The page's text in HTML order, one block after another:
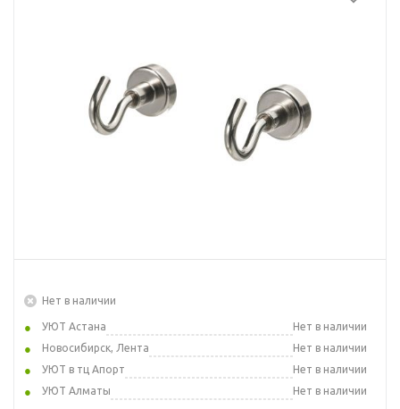
Нет в наличии
УЮТ Астана
Нет в наличии
Новосибирск, Лента
Нет в наличии
УЮТ в тц Апорт
Нет в наличии
УЮТ Алматы
Нет в наличии